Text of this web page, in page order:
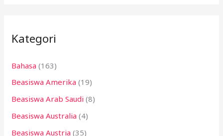
u
t
u
k
:
Kategori
Bahasa (163)
Beasiswa Amerika (19)
Beasiswa Arab Saudi (8)
Beasiswa Australia (4)
Beasiswa Austria (35)